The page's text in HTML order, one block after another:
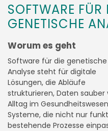
SOFTWARE FÜR
GENETISCHE
Worum es geht
Software für die genetische
Analyse steht für digitale
Lösungen, die Abläufe
strukturieren, Daten
Alltag im
Systeme, die nicht nur
bestehende Prozesse